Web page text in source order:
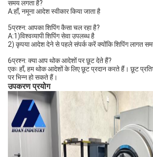
समय लगता है?
A:हाँ, नमूना आदेश स्वीकार किया जाता है
5प्रश्न: आपका शिपिंग कैसा चल रहा है?
A:1)विश्वव्यापी शिपिंग सेवा उपलब्ध है
2) कृपया आदेश देने से पहले संपर्क करें क्योंकि शिपिंग लागत
6प्रश्न: क्या आप थोक आदेशों पर छूट देते हैं?
एकः हाँ, हम थोक आदेशों के लिए छूट प्रदान करते हैं। छूट
पर भिन्न हो सकते हैं।
उपकरण प्रयोग